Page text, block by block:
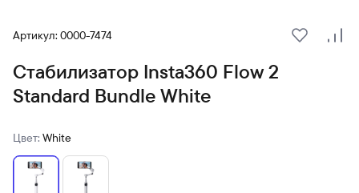
Артикул: 0000-7474
В
Стабилизатор Insta360 Flow 2
Standard Bundle White
Цвет: White